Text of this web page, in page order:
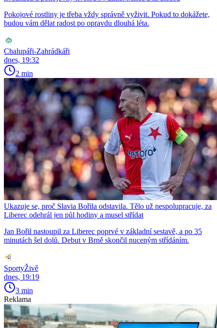
Pokojové rostliny je třeba vždy správně vyživit. Pokud to dokážete,
budou vám dělat radost po opravdu dlouhá léta.
Chalupáři-Zahrádkáři
dnes, 19:32
2 min
Ukazuje se, proč Slavia Bořila odstavila. Tělo už nespolupracuje, za
Liberec odehrál jen půl hodiny a musel střídat
Jan Bořil nastoupil za Liberec poprvé v základní sestavě, a po 35
minutách šel dolů. Debut v Brně skončil nuceným střídáním.
SportyŽivě
dnes, 19:19
3 min
Reklama